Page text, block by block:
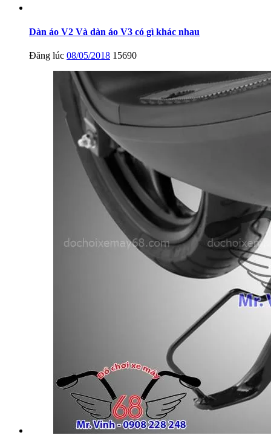
Dàn áo V2 Và dàn áo V3 có gì khác nhau
Đăng lúc 08/05/2018 15690